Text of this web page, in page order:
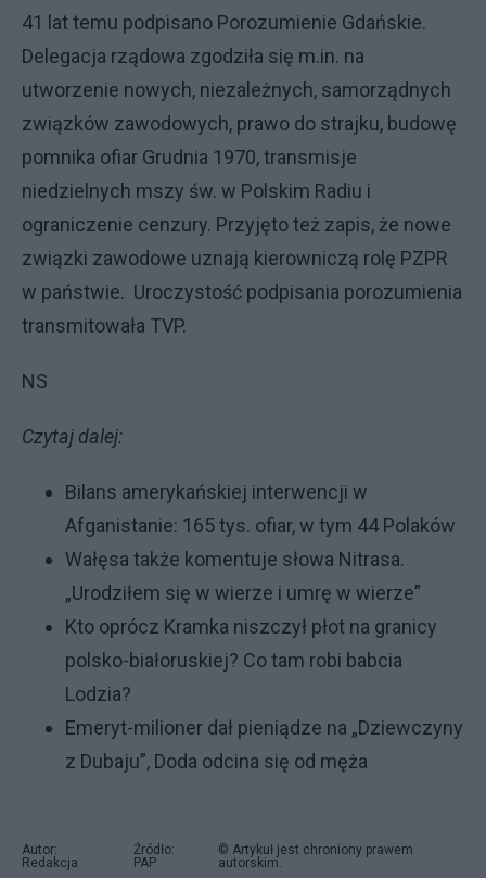
41 lat temu podpisano Porozumienie Gdańskie.
Delegacja rządowa zgodziła się m.in. na
utworzenie nowych, niezależnych, samorządnych
związków zawodowych, prawo do strajku, budowę
pomnika ofiar Grudnia 1970, transmisje
niedzielnych mszy św. w Polskim Radiu i
ograniczenie cenzury. Przyjęto też zapis, że nowe
związki zawodowe uznają kierowniczą rolę PZPR
w państwie. Uroczystość podpisania porozumienia
transmitowała TVP.
NS
Czytaj dalej:
Bilans amerykańskiej interwencji w
Afganistanie: 165 tys. ofiar, w tym 44 Polaków
Wałęsa także komentuje słowa Nitrasa.
„Urodziłem się w wierze i umrę w wierze”
Kto oprócz Kramka niszczył płot na granicy
polsko-białoruskiej? Co tam robi babcia
Lodzia?
Emeryt-milioner dał pieniądze na „Dziewczyny
z Dubaju”, Doda odcina się od męża
Autor:
Redakcja
Źródło:
PAP
© Artykuł jest chroniony prawem
autorskim.